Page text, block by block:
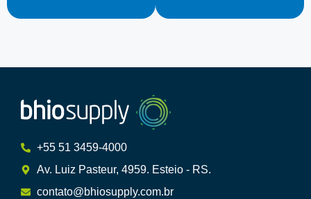
+55 51 3459-4000
Av. Luiz Pasteur, 4959. Esteio - RS.
contato@bhiosupply.com.br